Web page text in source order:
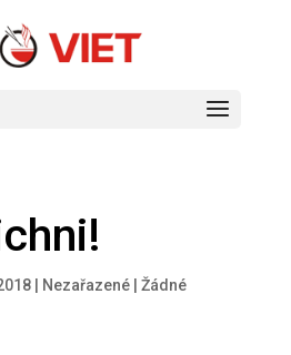
| Nezařazené| Žádné